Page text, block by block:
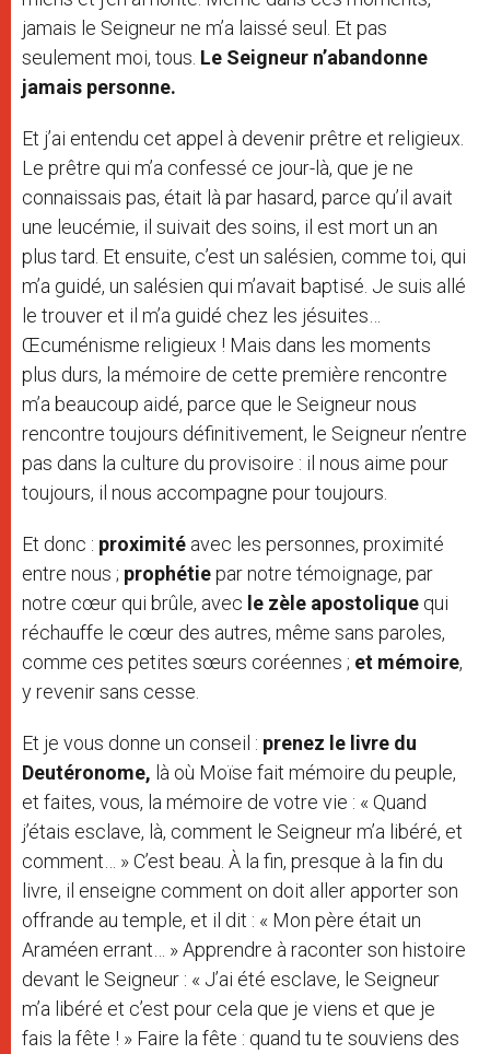
jamais le Seigneur ne m’a laissé seul. Et pas
seulement moi, tous. Le Seigneur n’abandonne
jamais personne.
Et j’ai entendu cet appel à devenir prêtre et religieux.
Le prêtre qui m’a confessé ce jour-là, que je ne
connaissais pas, était là par hasard, parce qu’il avait
une leucémie, il suivait des soins, il est mort un an
plus tard. Et ensuite, c’est un salésien, comme toi, qui
m’a guidé, un salésien qui m’avait baptisé. Je suis allé
le trouver et il m’a guidé chez les jésuites…
Œcuménisme religieux ! Mais dans les moments
plus durs, la mémoire de cette première rencontre
m’a beaucoup aidé, parce que le Seigneur nous
rencontre toujours définitivement, le Seigneur n’entre
pas dans la culture du provisoire : il nous aime pour
toujours, il nous accompagne pour toujours.
Et donc : proximité avec les personnes, proximité
entre nous ; prophétiepar notre témoignage, par
notre cœur qui brûle, avec le zèle apostolique qui
réchauffe le cœur des autres, même sans paroles,
comme ces petites sœurs coréennes ; et mémoire,
y revenir sans cesse.
Et je vous donne un conseil : prenez le livre du
Deutéronome, là où Moïse fait mémoire du peuple,
et faites, vous, la mémoire de votre vie : « Quand
j’étais esclave, là, comment le Seigneur m’a libéré, et
comment… » C’est beau. À la fin, presque à la fin du
livre, il enseigne comment on doit aller apporter son
offrande au temple, et il dit : « Mon père était un
Araméen errant… » Apprendre à raconter son histoire
devant le Seigneur : « J’ai été esclave, le Seigneur
m’a libéré et c’est pour cela que je viens et que je
fais la fête ! » Faire la fête : quand tu te souviens des